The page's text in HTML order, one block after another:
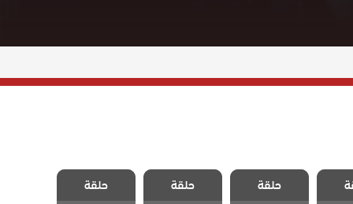
مسلسل جرائم
صغيرة الحلقة
حلقة
مسلسل جرائم
صغيرة الحلقة
حلقة
مسلسل جرائم
صغيرة الحلقة
حلقة